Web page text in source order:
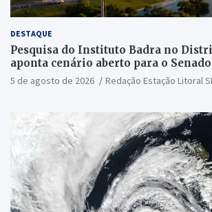
DESTAQUE
Pesquisa do Instituto Badra no
aponta cenário aberto para o Senado
5 de agosto de 2026 Redação Estação Litoral